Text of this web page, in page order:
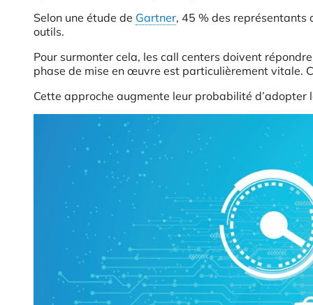
Selon une étude de Gartner, 45 % des représentants
outils.
Pour surmonter cela, les call centers doivent
phase de mise en œuvre est particulièrement vitale.
Cette approche augmente leur probabilité d’adopter